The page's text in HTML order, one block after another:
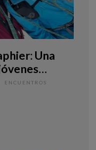
Una
ENCUENTROS